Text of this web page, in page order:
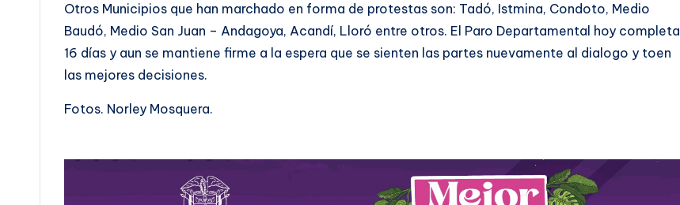
Otros Municipios que han marchado en forma de protestas son: Tadó, Istmina, Condoto, Medio
Baudó, Medio San Juan – Andagoya, Acandí, Lloró entre otros. El Paro Departamental hoy completa
16 días y aun se mantiene firme a la espera que se sienten las partes nuevamente al dialogo y toen
las mejores decisiones.
Fotos. Norley Mosquera.